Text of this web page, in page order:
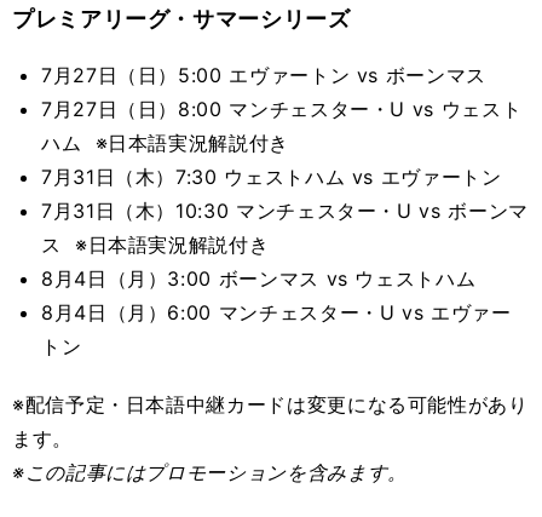
プレミアリーグ・サマーシリーズ
7月27日（日）5:00 エヴァートン vs ボーンマス
7月27日（日）8:00 マンチェスター・U vs ウェスト
ハム ※日本語実況解説付き
7月31日（木）7:30 ウェストハム vs エヴァートン
7月31日（木）10:30 マンチェスター・U vs ボーンマ
ス ※日本語実況解説付き
8月4日（月）3:00 ボーンマス vs ウェストハム
8月4日（月）6:00 マンチェスター・U vs エヴァー
トン
※配信予定・日本語中継カードは変更になる可能性があり
ます。
※この記事にはプロモーションを含みます。